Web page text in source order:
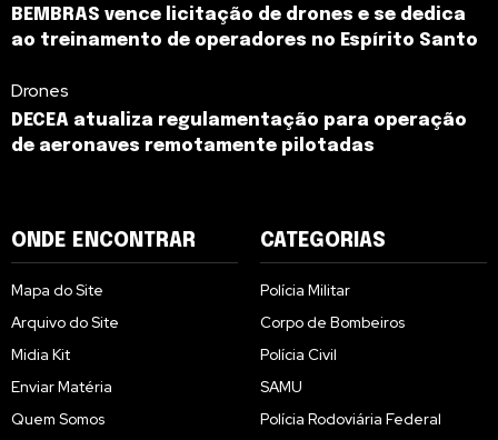
BEMBRAS vence licitação de drones e se dedica
ao treinamento de operadores no Espírito Santo
Drones
DECEA atualiza regulamentação para operação
de aeronaves remotamente pilotadas
ONDE ENCONTRAR
Mapa do Site
Arquivo do Site
Midia Kit
Enviar Matéria
Quem Somos
CATEGORIAS
Polícia Militar
Corpo de Bombeiros
Polícia Civil
SAMU
Polícia Rodoviária Federal